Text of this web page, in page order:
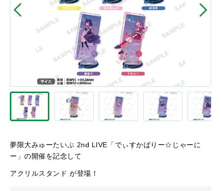
夢限大みゅーたいぷ 2nd LIVE「でぃすかばりー☆じゃーに
ー」の開催を記念して
アクリルスタンド が登場！